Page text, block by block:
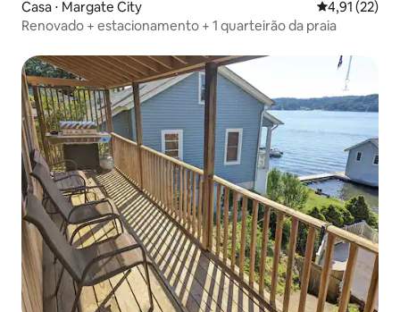
Casa ⋅ Margate City 4,91 de uma
4,91 (22)
Renovado + estacionamento + 1 quarteirão da praia